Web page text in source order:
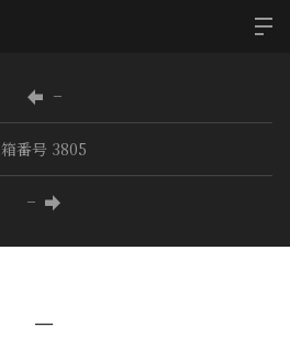
−
箱番号 3805
−
−